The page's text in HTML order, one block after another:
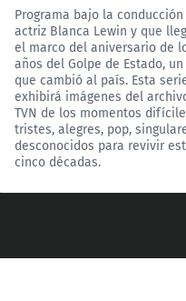
Programa bajo la
actriz Blanca Lewin y que
el marco del aniversario de
años del Golpe de Estado,
que cambió al país. Esta
exhibirá imágenes del
TVN de los momentos
tristes, alegres, pop,
desconocidos para revivir
cinco décadas.